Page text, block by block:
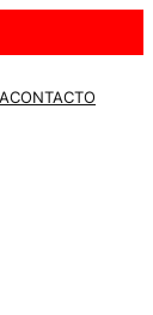
CONTACTO